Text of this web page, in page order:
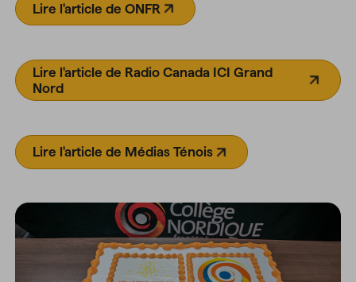
Lire l'article de ONFR(Ouvre dans un nouvel onglet)
Lire l'article de Radio Canada ICI Grand
Nord
(Ouvre dans un nouvel
Lire l'article de Médias Ténois(Ouvre dans un nouvel onglet)